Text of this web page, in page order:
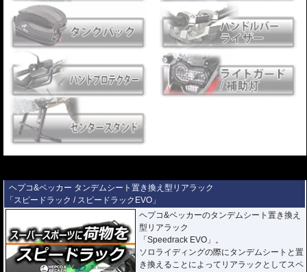
ヘプコ&ベッカー タンデムシート置き換え型リアラック
「スピードラック / スピードラックEVO」
ヘプコ&ベッカーのタンデムシート置き換え
型リアラック
「Speedrack EVO」。
ソロライディングの際にタンデムシートと置
き換えることによってリアラックとしてスペ